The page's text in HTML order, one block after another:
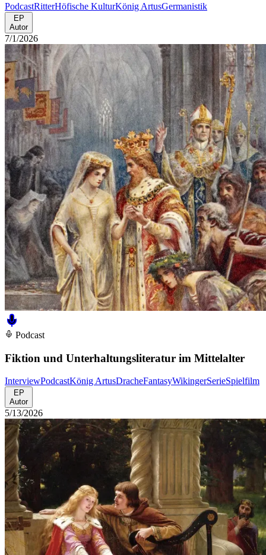
PodcastRitterHöfische KulturKönig ArtusGermanistik
EP
Autor
7/1/2026
Podcast
Fiktion und Unterhaltungsliteratur im Mittelalter
InterviewPodcastKönig ArtusDracheFantasyWikingerSerieSpielfilm
EP
Autor
5/13/2026